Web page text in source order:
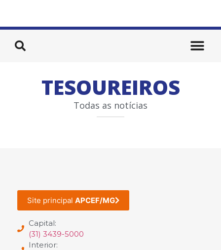
TESOUREIROS
Todas as notícias
Site principal APCEF/MG
Capital:
(31) 3439-5000
Interior: